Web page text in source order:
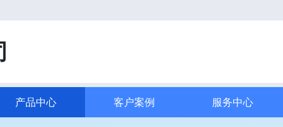
产品中心 客户案例 服务中心